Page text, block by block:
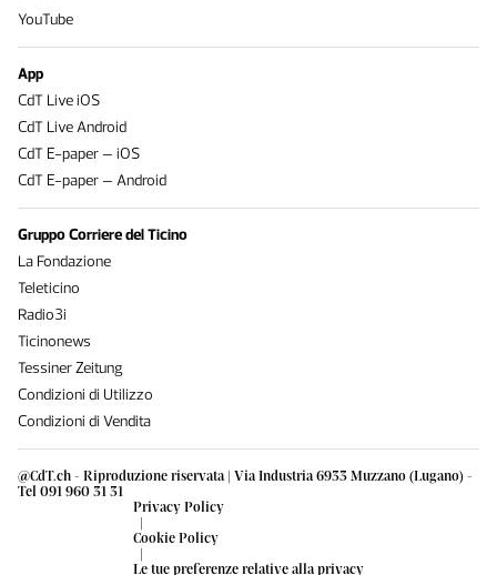
@CdT.ch - Riproduzione riservata | Via Industria 6933 Muzzano (Lugano) -
Tel 091 960 31 31
Privacy Policy
|
Cookie Policy
|
Le tue preferenze relative alla privacy
YouTube
App
CdT Live iOS
CdT Live Android
CdT E-paper – iOS
CdT E-paper – Android
Gruppo Corriere del Ticino
La Fondazione
Teleticino
Radio3i
Ticinonews
Tessiner Zeitung
Condizioni di Utilizzo
Condizioni di Vendita